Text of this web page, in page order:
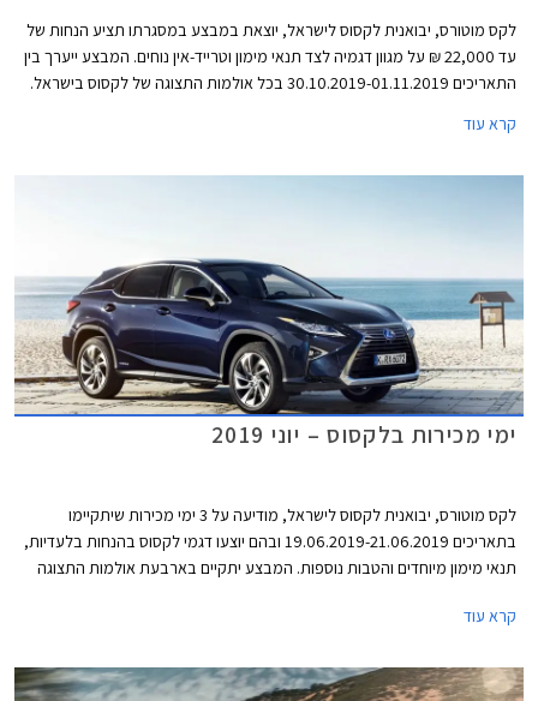
לקס מוטורס, יבואנית לקסוס לישראל, יוצאת במבצע במסגרתו תציע הנחות של
עד 22,000 ₪ על מגוון דגמיה לצד תנאי מימון וטרייד-אין נוחים. המבצע ייערך בין
התאריכים 30.10.2019-01.11.2019 בכל אולמות התצוגה של לקסוס בישראל.
קרא עוד
ימי מכירות בלקסוס – יוני 2019
לקס מוטורס, יבואנית לקסוס לישראל, מודיעה על 3 ימי מכירות שיתקיימו
בתאריכים 19.06.2019-21.06.2019 ובהם יוצעו דגמי לקסוס בהנחות בלעדיות,
תנאי מימון מיוחדים והטבות נוספות. המבצע יתקיים בארבעת אולמות התצוגה
קרא עוד